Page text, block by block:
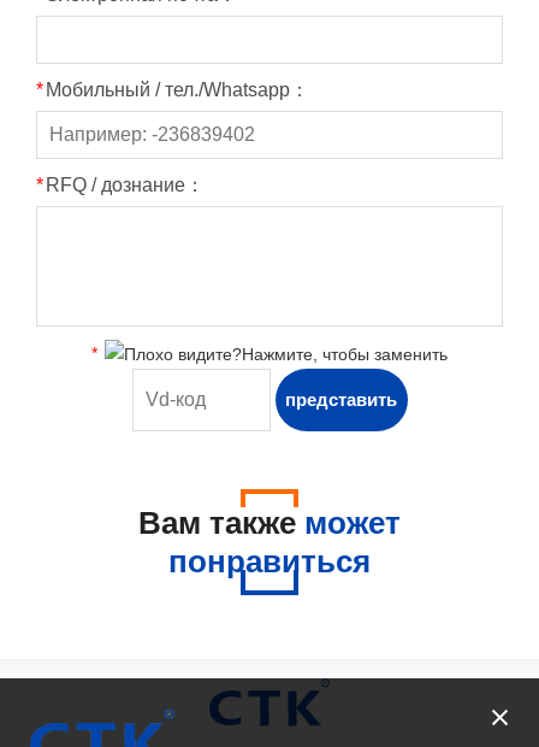
* Мобильный / тел./Whatsapp：
* RFQ / дознание：
*
Вам также может
понравиться